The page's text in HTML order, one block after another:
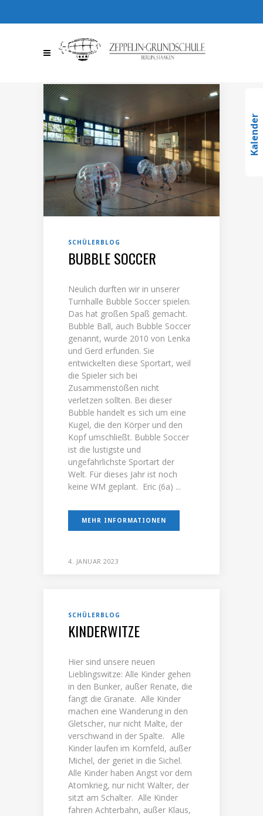
367095123
info@zeppelin-
gs.de
SCHÜLERBLOG
BUBBLE SOCCER
Neulich durften wir in unserer
Turnhalle Bubble Soccer spielen.
Das hat großen Spaß gemacht.
Bubble Ball, auch Bubble Soccer
genannt, wurde 2010 von Lenka
und Gerd erfunden. Sie
entwickelten diese Sportart, weil
die Spieler sich bei
Zusammenstößen nicht
verletzen sollten. Bei dieser
Bubble handelt es sich um eine
Kugel, die den Körper und den
Kopf umschließt. Bubble Soccer
ist die lustigste und
ungefährlichste Sportart der
Welt. Für dieses Jahr ist noch
keine WM geplant. Eric (6a) ...
MEHR INFORMATIONEN
4. JANUAR 2023
SCHÜLERBLOG
KINDERWITZE
Hier sind unsere neuen
Lieblingswitze: Alle Kinder gehen
in den Bunker, außer Renate, die
fängt die Granate. Alle Kinder
machen eine Wanderung in den
Gletscher, nur nicht Malte, der
verschwand in der Spalte. Alle
Kinder laufen im Kornfeld, außer
Michel, der geriet in die Sichel.
Alle Kinder haben Angst vor dem
Atomkrieg, nur nicht Walter, der
sitzt am Schalter. Alle Kinder
fahren Achterbahn, außer Klaus,
Kalender